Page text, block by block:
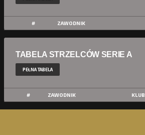
# ZAWODNIK
TABELA STRZELCÓW SERIE A
PEŁNA TABELA
# ZAWODNIK KLUB